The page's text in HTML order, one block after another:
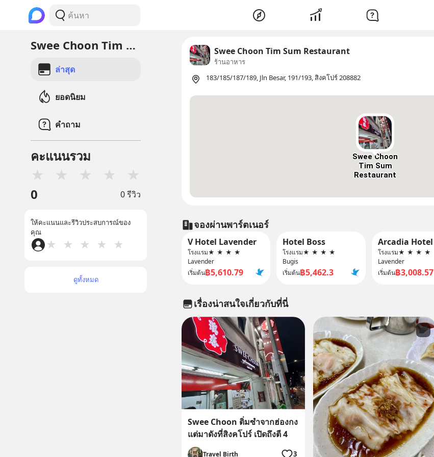
Swee Choon Tim Sum Restaurant
ล่าสุด
ยอดนิยม
คำถาม
คะแนนรวม
★ ★ ★ ★ ★
0 0 รีวิว
ให้คะแนนและรีวิวประสบการณ์ของ
คุณ
★ ★ ★ ★ ★
ดูทั้งหมด
Swee Choon Tim Sum Restaurant
ร้านอาหาร
183/185/187/189, Jln Besar, 191/193, สิงคโปร์ 208882
Swee Choon
Tim Sum
Restaurant
จองผ่านพาร์ตเนอร์
V Hotel Lavender
โรงแรม★ ★ ★ ★
Lavender
เริ่มต้น฿5,610.79
Hotel Boss
โรงแรม★ ★ ★ ★
Bugis
เริ่มต้น฿5,462.3
Arcadia Hotel
โรงแรม★ ★ ★ ★
Lavender
เริ่มต้น฿3,008.57
เรื่องน่าสนใจเกี่ยวกับที่นี่
Swee Choon ติ่มซำจากฮ่องกง
แต่มาดังที่สิงคโปร์ เปิดถึงตี 4
Travel Birth 3